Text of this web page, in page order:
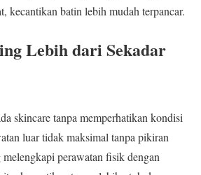
kecantikan batin lebih mudah terpancar.
Lebih dari Sekadar
skincare tanpa memperhatikan kondisi
luar tidak maksimal tanpa pikiran
perawatan fisik dengan